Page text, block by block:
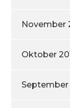
November
Oktober
September